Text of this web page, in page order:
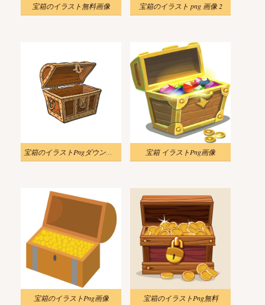
宝箱のイラスト無料画像 宝箱のイラスト png 画像 2
宝箱のイラストPngダウンロード 宝箱 イラストPng画像
宝箱のイラストPng画像 宝箱のイラストPng無料